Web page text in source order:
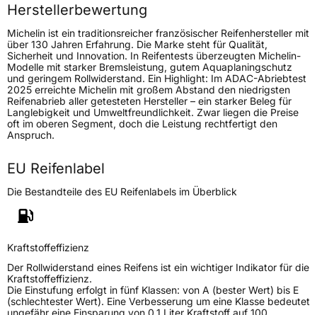
Höchstlast1060 kg
Generelle Merkmale
FahrzeugtypSUV
VerwendungWinterreifen
ModellnameX Ice Snow SUV
Fahrzeugart PKW & SUV
Weitere Eigenschaften
SchlauchtypTL
M+SJa
VerstärktXL
Herstellerbewertung
Michelin ist ein traditionsreicher französischer Reifenhersteller mit
über 130 Jahren Erfahrung. Die Marke steht für Qualität,
Sicherheit und Innovation. In Reifentests überzeugten Michelin-
Modelle mit starker Bremsleistung, gutem Aquaplaningschutz
und geringem Rollwiderstand. Ein Highlight: Im ADAC-Abriebtest
2025 erreichte Michelin mit großem Abstand den niedrigsten
Reifenabrieb aller getesteten Hersteller – ein starker Beleg für
Langlebigkeit und Umweltfreundlichkeit. Zwar liegen die Preise
oft im oberen Segment, doch die Leistung rechtfertigt den
Anspruch.
EU Reifenlabel
Die Bestandteile des EU Reifenlabels im Überblick
Kraftstoffeffizienz
Der Rollwiderstand eines Reifens ist ein wichtiger Indikator für die
Kraftstoffeffizienz.
Die Einstufung erfolgt in fünf Klassen: von A (bester Wert) bis E
(schlechtester Wert). Eine Verbesserung um eine Klasse bedeutet